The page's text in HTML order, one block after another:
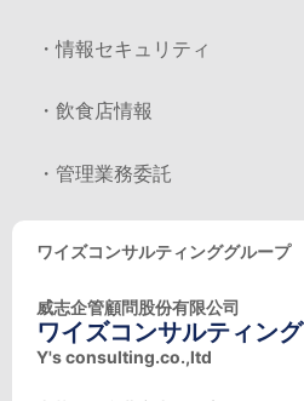
・情報セキュリティ
・飲食店情報
・管理業務委託
ワイズコンサルティンググループ
威志企管顧問股份有限公司
ワイズコンサルティング
Y's consulting.co.,ltd